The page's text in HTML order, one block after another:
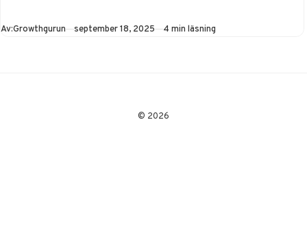
och strategier för att
Av:Growthgurun Publicerad
september 18, 2025 4 min läsning
© 2026